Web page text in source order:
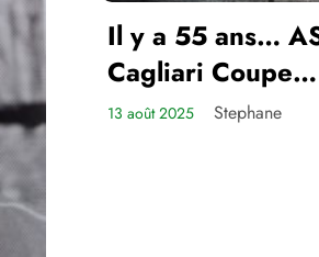
Il y a 55 ans…
Cagliari Coupe
d’Europe des
13 août 2025 Stephane